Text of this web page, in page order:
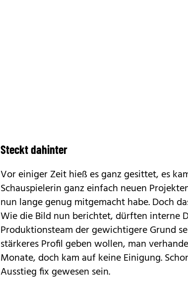
Steckt dahinter
Vor einiger Zeit hieß es ganz gesittet, es
Schauspielerin ganz einfach neuen
nun lange genug mitgemacht habe. Doch
Wie die Bild nun berichtet, dürften interne
Produktionsteam der gewichtigere Grund
stärkeres Profil geben wollen, man
Monate, doch kam auf keine Einigung.
Ausstieg fix gewesen sein.